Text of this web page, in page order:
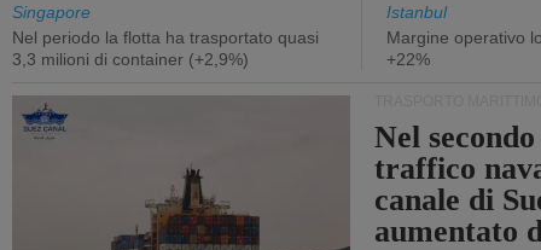
Singapore
Nel periodo la flotta ha trasportato quasi
3,3 milioni di container (+2,9%)
Istanbul
Margine operativo
+22%
Nel
traffico
canale di
aumentato